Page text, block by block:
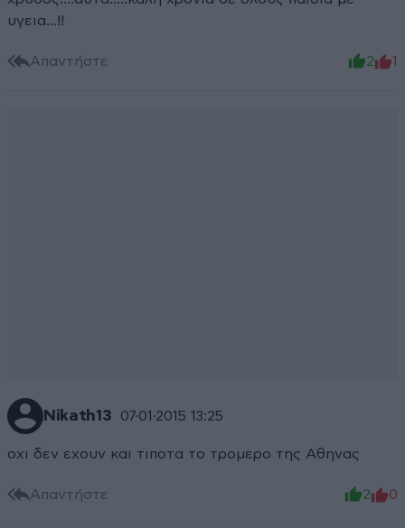
υγεια...!!
Απαντήστε 2 1
Nikath13 07·01·2015 13:25
οχι δεν εχουν και τιποτα το τρομερο της Αθηνας
Απαντήστε 2 0